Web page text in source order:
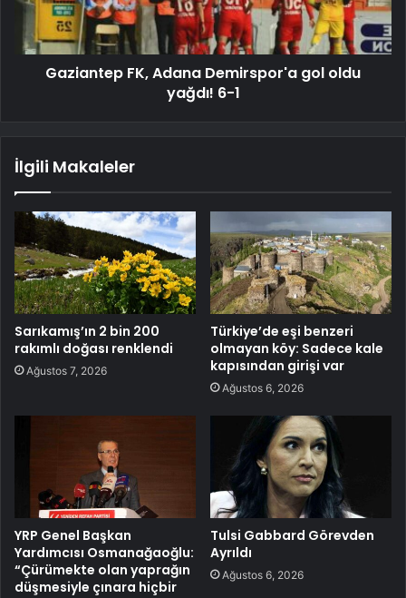
Gaziantep FK, Adana Demirspor'a gol oldu
yağdı! 6-1
İlgili Makaleler
Sarıkamış’ın 2 bin 200
rakımlı doğası renklendi
Ağustos 7, 2026
Türkiye’de eşi benzeri
olmayan köy: Sadece kale
kapısından girişi var
Ağustos 6, 2026
YRP Genel Başkan
Yardımcısı Osmanağaoğlu:
“Çürümekte olan yaprağın
düşmesiyle çınara hiçbir
Tulsi Gabbard Görevden
Ayrıldı
Ağustos 6, 2026